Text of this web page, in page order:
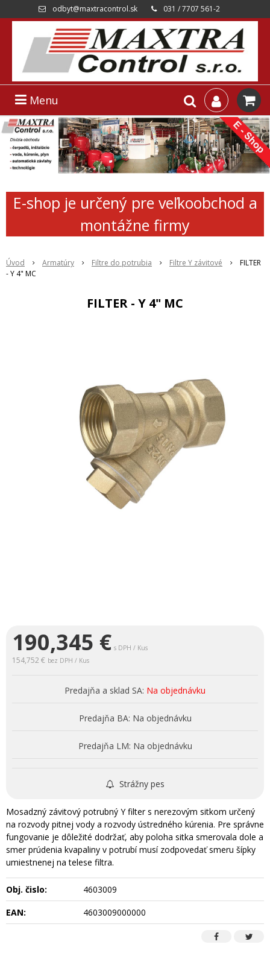
odbyt@maxtracontrol.sk 031 / 7707 561-2
Menu
E-shop je určený pre veľkoobchod a
montážne firmy
Úvod Armatúry Filtre do potrubia Filtre Y závitové
FILTER
- Y 4" MC
FILTER - Y 4" MC
190,345 € s DPH / Kus
154,752 € bez DPH / Kus
Predajňa a sklad SA: Na objednávku
Predajňa BA: Na objednávku
Predajňa LM: Na objednávku
Strážny pes
Mosadzný závitový potrubný Y filter s nerezovým sitkom určený
na rozvody pitnej vody a rozvody ústredného kúrenia. Pre správne
fungovanie je dôležité dodržať, aby poloha sitka smerovala dole a
smer prúdenia kvapaliny v potrubí musí zodpovedať smeru šípky
umiestnenej na telese filtra.
Obj. čislo:
4603009
EAN:
4603009000000